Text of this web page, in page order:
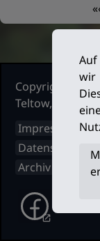
Copyright
Teltow, 2026.
Impressum
Datenschutz
Archiv
wir